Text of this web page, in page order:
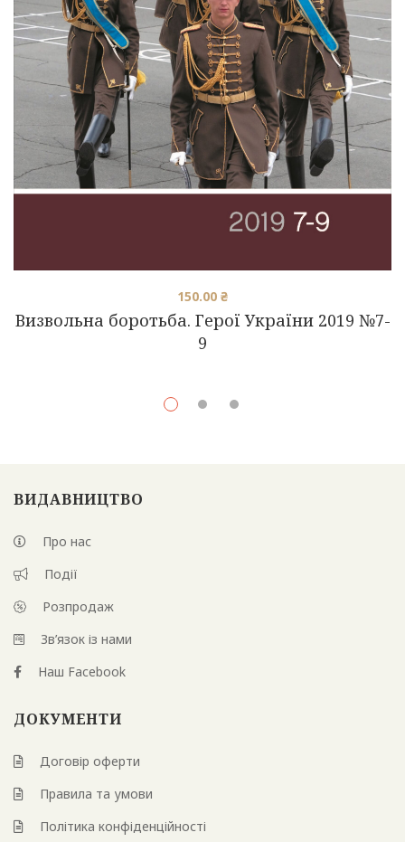
Визвольна боротьба. Герої України 2019 №7-
9
150.00 ₴
ВИДАВНИЦТВО
Про нас
Події
Розпродаж
Зв’язок із нами
Наш Facebook
ДОКУМЕНТИ
Договір оферти
Правила та умови
Політика конфіденційності